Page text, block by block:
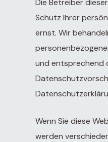
Die Betreiber
Schutz Ihrer
ernst. Wir
und entsprechend
Wenn Sie diese
werden